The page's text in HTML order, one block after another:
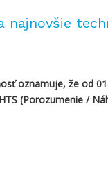
najnovšie
oznamuje, že od
(Porozumenie /